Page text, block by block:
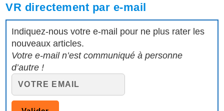
VR directement par e-mail
Indiquez-nous votre e-mail pour ne plus rater les
nouveaux articles.
Votre e-mail n’est communiqué à personne
d’autre !